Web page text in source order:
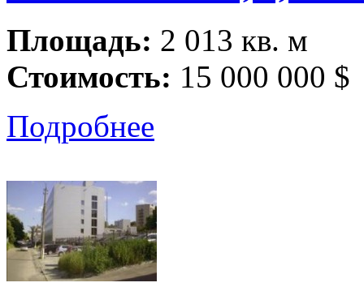
Площадь: 2 013 кв. м
Стоимость: 15 000 000 $
Подробнее